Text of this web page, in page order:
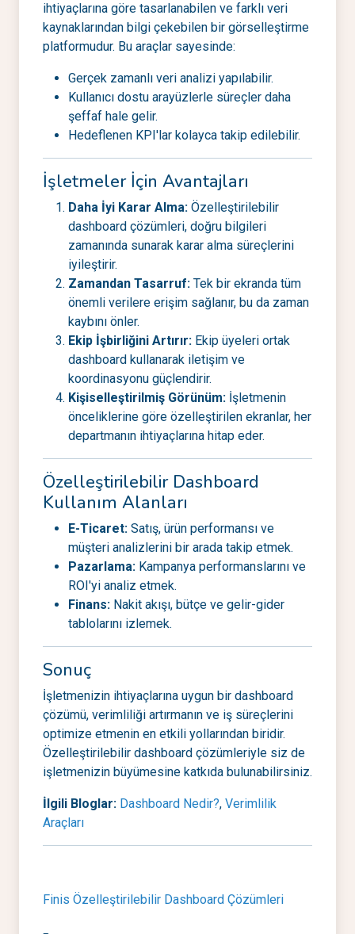
ihtiyaçlarına göre tasarlanabilen ve farklı veri
kaynaklarından bilgi çekebilen bir görselleştirme
platformudur. Bu araçlar sayesinde:
Gerçek zamanlı veri analizi yapılabilir.
Kullanıcı dostu arayüzlerle süreçler daha
şeffaf hale gelir.
Hedeflenen KPI'lar kolayca takip edilebilir.
İşletmeler İçin Avantajları
Daha İyi Karar Alma: Özelleştirilebilir
dashboard çözümleri, doğru bilgileri
zamanında sunarak karar alma süreçlerini
iyileştirir.
Zamandan Tasarruf: Tek bir ekranda tüm
önemli verilere erişim sağlanır, bu da zaman
kaybını önler.
Ekip İşbirliğini Artırır: Ekip üyeleri ortak
dashboard kullanarak iletişim ve
koordinasyonu güçlendirir.
Kişiselleştirilmiş Görünüm: İşletmenin
önceliklerine göre özelleştirilen ekranlar, her
departmanın ihtiyaçlarına hitap eder.
Özelleştirilebilir Dashboard
Kullanım Alanları
E-Ticaret: Satış, ürün performansı ve
müşteri analizlerini bir arada takip etmek.
Pazarlama: Kampanya performanslarını ve
ROI'yi analiz etmek.
Finans: Nakit akışı, bütçe ve gelir-gider
tablolarını izlemek.
Sonuç
İşletmenizin ihtiyaçlarına uygun bir dashboard
çözümü, verimliliği artırmanın ve iş süreçlerini
optimize etmenin en etkili yollarından biridir.
Özelleştirilebilir dashboard çözümleriyle siz de
işletmenizin büyümesine katkıda bulunabilirsiniz.
İlgili Bloglar: Dashboard Nedir?, Verimlilik
Araçları
Finis Özelleştirilebilir Dashboard Çözümleri